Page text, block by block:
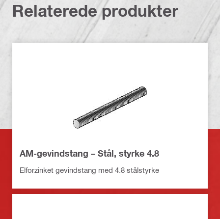
Relaterede produkter
AM-gevindstang – Stål, styrke 4.8
Elforzinket gevindstang med 4.8 stålstyrke